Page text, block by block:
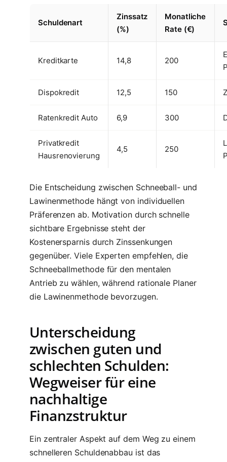
Schuldenart
Zinssatz
(%)
Monatliche
Rate (€)
Kreditkarte 14,8 200
Dispokredit 12,5 150
Ratenkredit Auto 6,9 300
Privatkredit
Hausrenovierung
4,5 250
Die Entscheidung zwischen Schneeball- und
Lawinenmethode hängt von individuellen
Präferenzen ab. Motivation durch schnelle
sichtbare Ergebnisse steht der
Kostenersparnis durch Zinssenkungen
gegenüber. Viele Experten empfehlen, die
Schneeballmethode für den mentalen
Antrieb zu wählen, während rationale Planer
die Lawinenmethode bevorzugen.
Unterscheidung
zwischen guten und
schlechten Schulden:
Wegweiser für eine
nachhaltige
Finanzstruktur
Ein zentraler Aspekt auf dem Weg zu einem
schnelleren Schuldenabbau ist das